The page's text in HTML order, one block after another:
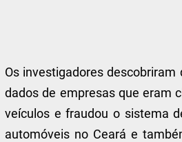
Os investigadores
dados de empresas que eram
veículos e fraudou o sistema
automóveis no Ceará e